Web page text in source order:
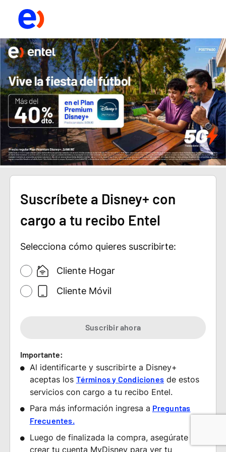
Suscríbete a Disney+ con
cargo a tu recibo Entel
Selecciona cómo quieres suscribirte:
Cliente Hogar
Cliente Móvil
Suscribir ahora
Importante:
Al identificarte y suscribirte a Disney+
aceptas los Términos y Condiciones de estos
servicios con cargo a tu recibo Entel.
Para más información ingresa a Preguntas
Frecuentes.
Luego de finalizada la compra, asegúrate de
crear tu cuenta MyDisney para ver tu